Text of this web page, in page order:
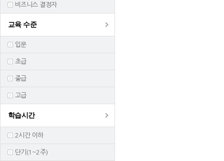
비즈니스 결정자
교육 수준
입문
초급
중급
고급
학습시간
2시간 이하
단기(1~2주)